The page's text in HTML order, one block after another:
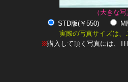
（大きな
STD版(￥550)
実際の写真サイズは、
※購入して頂く写真には、